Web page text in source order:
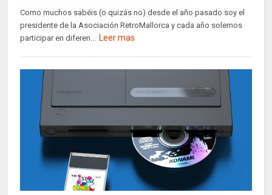
Como muchos sabéis (o quizás no) desde el año pasado soy el
presidente de la Asociación RetroMallorca y cada año solemos
participar en diferen...
Leer mas